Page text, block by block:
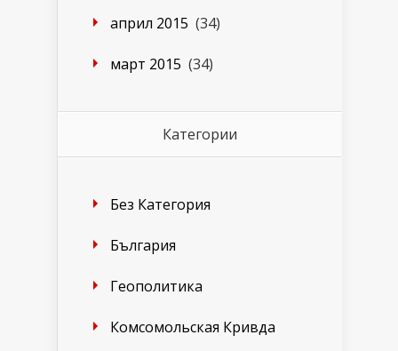
април 2015 (34)
март 2015 (34)
Категории
Без Категория
България
Геополитика
Комсомольская Кривда